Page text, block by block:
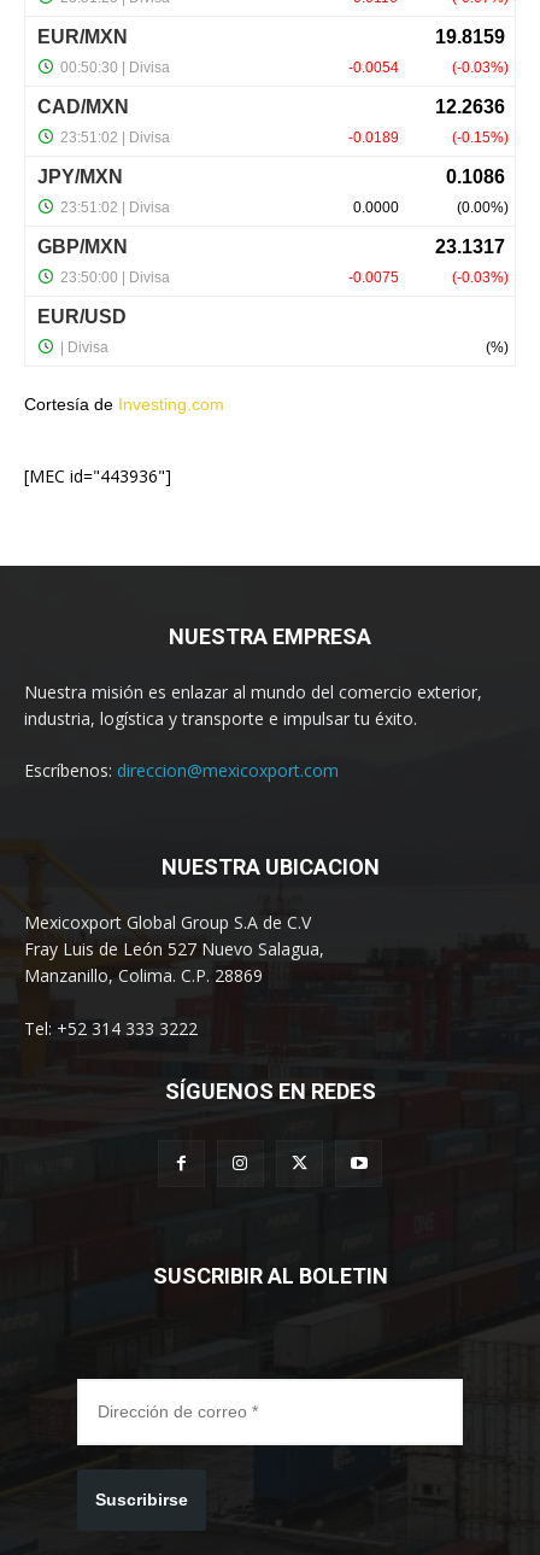
Cortesía de Investing.com
[MEC id="443936"]
NUESTRA EMPRESA
Nuestra misión es enlazar al mundo del comercio exterior,
industria, logística y transporte e impulsar tu éxito.
Escríbenos: direccion@mexicoxport.com
NUESTRA UBICACION
Mexicoxport Global Group S.A de C.V
Fray Luis de León 527 Nuevo Salagua,
Manzanillo, Colima. C.P. 28869
Tel: +52 314 333 3222
SÍGUENOS EN REDES
SUSCRIBIR AL BOLETIN
Suscribirse